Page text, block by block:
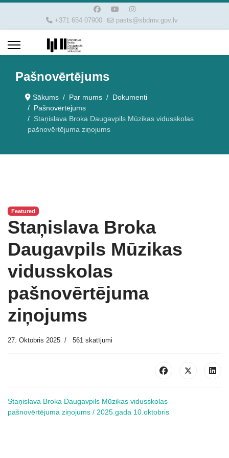
+371 654 07900 pasts@sbdmv.gov.lv
Pašnovērtējums
Sākums Par mums
Dokumenti
Pašnovērtējums
Staņislava Broka Daugavpils Mūzikas vidusskolas
pašnovērtējuma ziņojums
Featured
Staņislava Broka
Daugavpils Mūzikas
vidusskolas
pašnovērtējuma
ziņojums
27. Oktobris 2025 561 skatījumi
Staņislava Broka Daugavpils Mūzikas vidusskolas
pašnovērtējuma ziņojums / 2025.gada 10.oktobris